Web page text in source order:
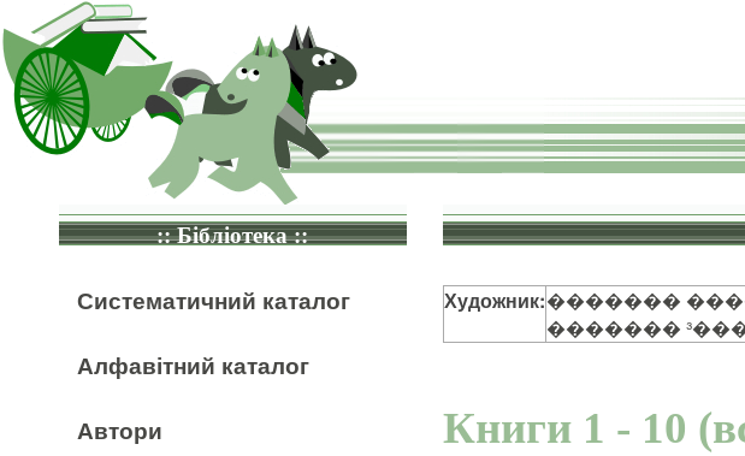
:: Бібліотека ::
Систематичний каталог
Алфавітний каталог
Автори
Художник:�������
�������
Книги 1 - 10